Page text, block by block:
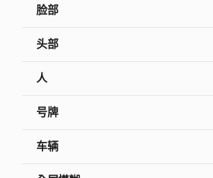
脸部
头部
人
号牌
车辆